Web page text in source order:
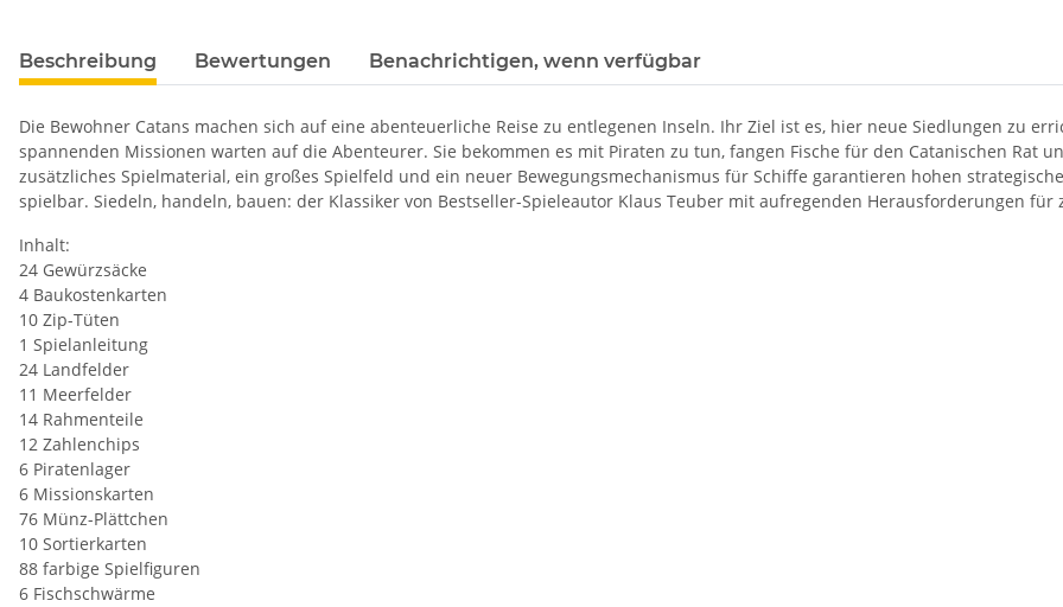
Beschreibung Bewertungen Benachrichtigen, wenn verfügbar
Die Bewohner Catans machen sich auf eine abenteuerliche Reise zu entlegenen Inseln. Ihr Ziel ist es, hier neue Siedlungen zu
spannenden Missionen warten auf die Abenteurer. Sie bekommen es mit Piraten zu tun, fangen Fische für den Catanischen Rat
zusätzliches Spielmaterial, ein großes Spielfeld und ein neuer Bewegungsmechanismus für Schiffe garantieren hohen
spielbar. Siedeln, handeln, bauen: der Klassiker von Bestseller-Spieleautor Klaus Teuber mit aufregenden Herausforderungen
Inhalt:
24 Gewürzsäcke
4 Baukostenkarten
10 Zip-Tüten
1 Spielanleitung
24 Landfelder
11 Meerfelder
14 Rahmenteile
12 Zahlenchips
6 Piratenlager
6 Missionskarten
76 Münz-Plättchen
10 Sortierkarten
88 farbige Spielfiguren
6 Fischschwärme